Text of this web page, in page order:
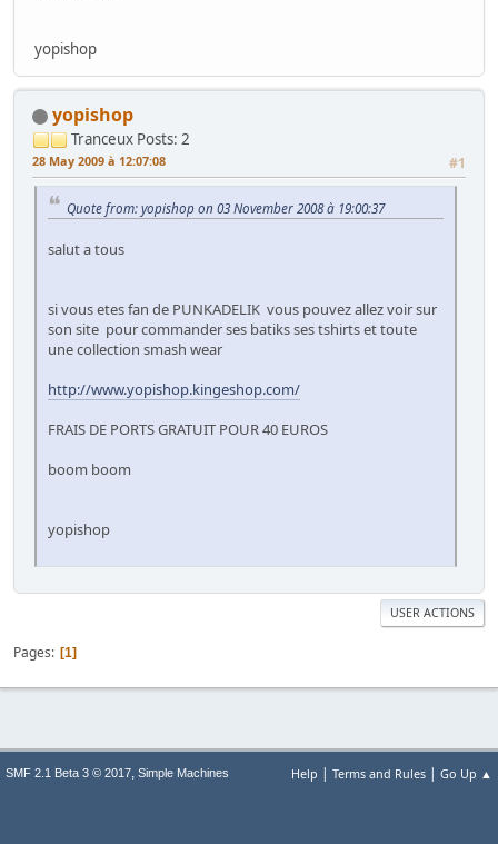
yopishop
yopishop
Tranceux Posts: 2
28 May 2009 à 12:07:08 #1
Quote from: yopishop on 03 November 2008 à 19:00:37
salut a tous
si vous etes fan de PUNKADELIK vous pouvez allez voir sur
son site pour commander ses batiks ses tshirts et toute
une collection smash wear
http://www.yopishop.kingeshop.com/
FRAIS DE PORTS GRATUIT POUR 40 EUROS
boom boom
yopishop
USER ACTIONS
Pages 1
Help | Terms and Rules | Go Up ▲
SMF 2.1 Beta 3 © 2017, Simple Machines